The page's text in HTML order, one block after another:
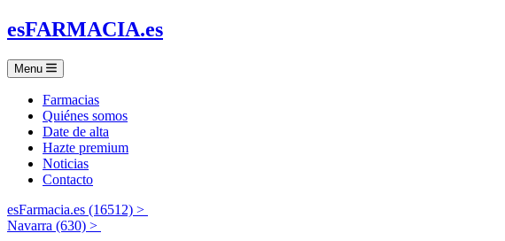
esFARMACIA.es
Menu
Farmacias
Quiénes somos
Date de alta
Hazte premium
Noticias
Contacto
esFarmacia.es (16512) >
Navarra (630) >